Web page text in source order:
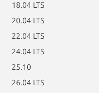
18.04 LTS
20.04 LTS
22.04 LTS
24.04 LTS
25.10
26.04 LTS